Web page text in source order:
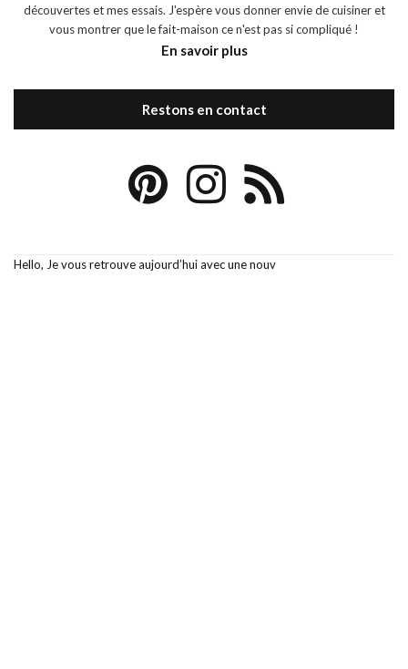
découvertes et mes essais. J'espère vous donner envie de cuisiner et
vous montrer que le fait-maison ce n'est pas si compliqué !
En savoir plus
Restons en contact
Hello, Je vous retrouve aujourd’hui avec une nouv